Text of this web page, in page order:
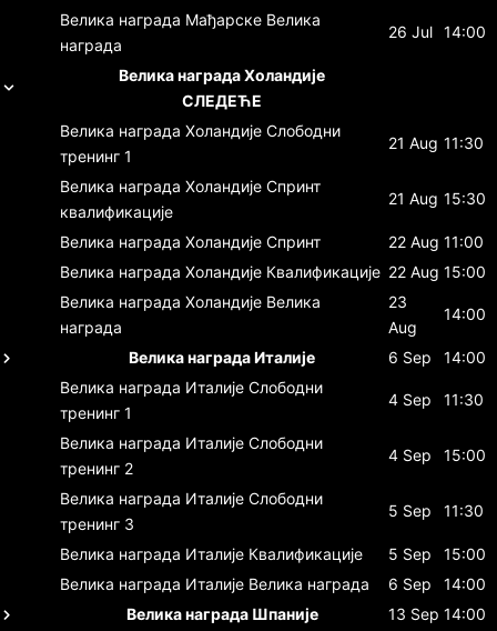
Велика награда Мађарске Велика
награда
26 Jul 14:00
Велика награда Холандије
СЛЕДЕЋЕ
Велика награда Холандије Слободни
тренинг 1
21 Aug 11:30
Велика награда Холандије Спринт
квалификације
21 Aug 15:30
Велика награда Холандије Спринт 22 Aug 11:00
Велика награда Холандије Квалификације 22 Aug 15:00
Велика награда Холандије Велика
награда
23
Aug
14:00
Велика награда Италије 6 Sep
14:00
Велика награда Италије Слободни
тренинг 1
4 Sep 11:30
Велика награда Италије Слободни
тренинг 2
4 Sep 15:00
Велика награда Италије Слободни
тренинг 3
5 Sep 11:30
Велика награда Италије Квалификације 5 Sep
15:00
Велика награда Италије Велика награда 6 Sep
14:00
Велика награда Шпаније
13 Sep 14:00